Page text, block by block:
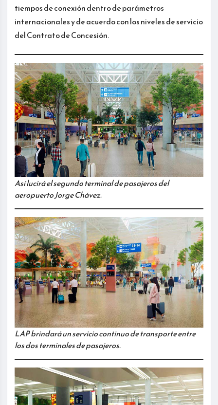
tiempos de conexión dentro de parámetros
internacionales y de acuerdo con los niveles de servicio
del Contrato de Concesión.
Así lucirá el segundo terminal de pasajeros del
aeropuerto Jorge Chávez.
LAP brindará un servicio continuo de transporte entre
los dos terminales de pasajeros.